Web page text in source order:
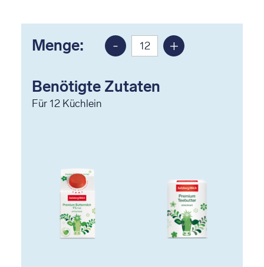
Menge:
Portion
-
Portion
+
Benötigte Zutaten
Für 12 Küchlein